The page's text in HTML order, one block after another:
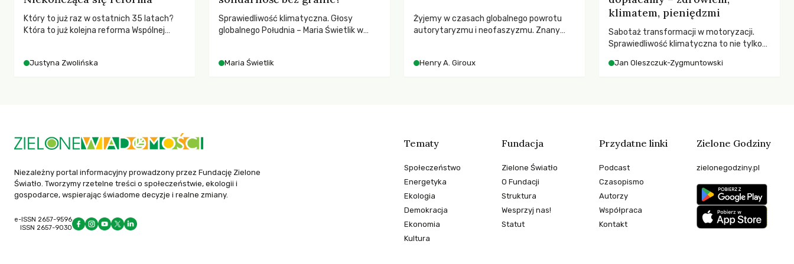
Który to już raz w ostatnich 35 latach?
Która to już kolejna reforma Wspólnej
społeczne?
Justyna Zwolińska
Sprawiedliwość klimatyczna. Głosy
globalnego Południa – Maria Świetlik w
Maria Świetlik
Żyjemy w czasach globalnego powrotu
autorytaryzmu i neofaszyzmu. Znany
społeczeństwo. Czy współczesne
Henry A. Giroux
klimatem, pieniędzmi
Sabotaż transformacji w motoryzacji.
Sprawiedliwość klimatyczna to nie tylko
ponosi konsekwencje globalnego
Jan Oleszczuk-Zygmuntowski
Niezależny portal informacyjny prowadzony przez Fundację Zielone
Światło. Tworzymy rzetelne treści o społeczeństwie, ekologii i
gospodarce, wspierając świadome decyzje i realne zmiany.
e-ISSN 2657-9596
ISSN 2657-9030
Tematy
Społeczeństwo
Energetyka
Ekologia
Demokracja
Ekonomia
Kultura
Fundacja
Zielone Światło
O Fundacji
Struktura
Wesprzyj nas!
Statut
Przydatne linki
Podcast
Czasopismo
Autorzy
Współpraca
Kontakt
Zielone Godziny
zielonegodziny.pl